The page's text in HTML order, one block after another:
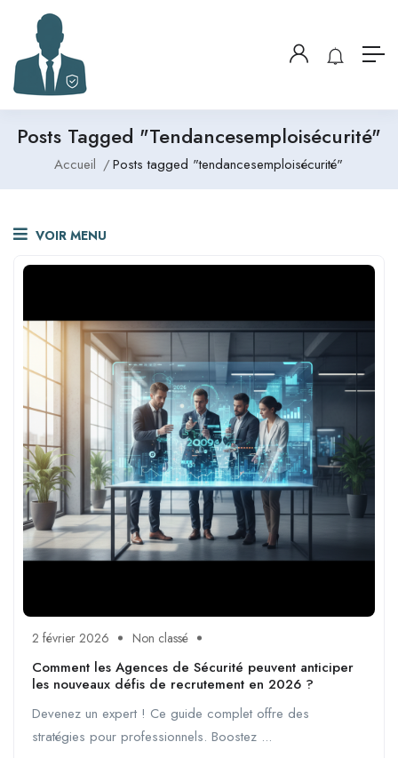
Posts Tagged "tendancesemploisécurité"
Accueil Posts tagged "tendancesemploisécurité"
VOIR MENU
2 février 2026 Non classé
Comment les Agences de Sécurité peuvent anticiper
les nouveaux défis de recrutement en 2026 ?
Devenez un expert ! Ce guide complet offre des
stratégies pour professionnels. Boostez ...